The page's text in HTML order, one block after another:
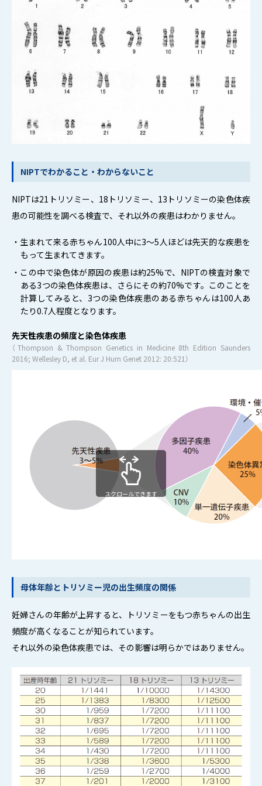
NIPTでわかること・わからないこと
NIPTは21トリソミー、18トリソミー、13トリソミーの染色体疾
患の可能性を調べる検査で、それ以外の疾患はわかりません。
・生まれて来る赤ちゃん100人中に3～5人ほどは先天的な疾患を
もって生まれてきます。
・この中で染色体が原因の疾患は約25%で、NIPTの検査対象で
ある3つの染色体疾患は、さらにその約70%です。このことを
計算してみると、3つの染色体疾患のある赤ちゃんは100人あ
たり0.7人程度となります。
先天性疾患の頻度と染色体疾患
（Thompson & Thompson Genetics in Medicine 8th Edition Saunders
2016; Wellesley D, et al. Eur J Hum Genet 2012: 20:521）
スクロールできます
母体年齢とトリソミー児の出生頻度の関係
妊婦さんの年齢が上昇すると、トリソミーをもつ赤ちゃんの出生
頻度が高くなることが知られています。
それ以外の染色体疾患では、その影響は明らかではありません。